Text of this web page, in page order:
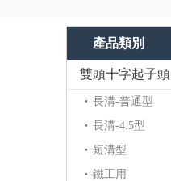
產品類別
雙頭十字起子頭
長溝-普通型
長溝-4.5型
短溝型
鐵工用